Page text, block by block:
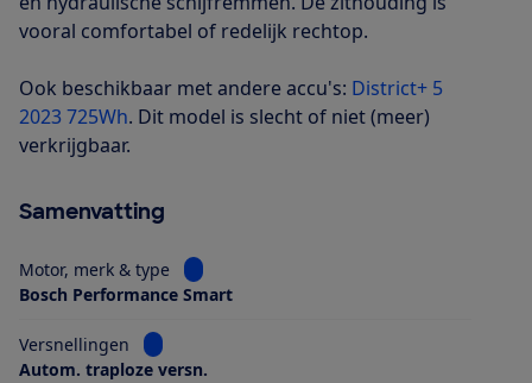
vooral comfortabel of redelijk rechtop.
Ook beschikbaar met andere accu's: District+ 5
2023 725Wh. Dit model is slecht of niet (meer)
verkrijgbaar.
Samenvatting
Motor, merk & type
Bekijk informatie voor Motor, merk & type
Bosch Performance Smart
Versnellingen
Bekijk informatie voor Versnellingen
Autom. traploze versn.